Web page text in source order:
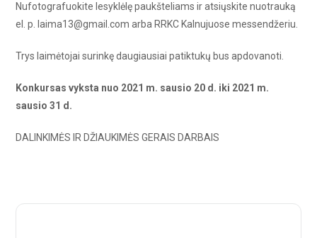
Nufotografuokite lesyklėlę paukšteliams ir atsiųskite nuotrauką
el. p. laima13@gmail.com arba RRKC Kalnujuose messendžeriu.
Trys laimėtojai surinkę daugiausiai patiktukų bus apdovanoti.
Konkursas vyksta nuo 2021 m. sausio 20 d. iki 2021 m.
sausio 31 d.
DALINKIMĖS IR DŽIAUKIMĖS GERAIS DARBAIS